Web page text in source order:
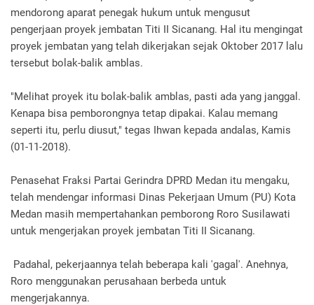
mendorong aparat penegak hukum untuk mengusut
pengerjaan proyek jembatan Titi II Sicanang. Hal itu mengingat
proyek jembatan yang telah dikerjakan sejak Oktober 2017 lalu
tersebut bolak-balik amblas.
"Melihat proyek itu bolak-balik amblas, pasti ada yang janggal.
Kenapa bisa pemborongnya tetap dipakai. Kalau memang
seperti itu, perlu diusut," tegas Ihwan kepada andalas, Kamis
(01-11-2018).
Penasehat Fraksi Partai Gerindra DPRD Medan itu mengaku,
telah mendengar informasi Dinas Pekerjaan Umum (PU) Kota
Medan masih mempertahankan pemborong Roro Susilawati
untuk mengerjakan proyek jembatan Titi II Sicanang.
Padahal, pekerjaannya telah beberapa kali 'gagal'. Anehnya,
Roro menggunakan perusahaan berbeda untuk
mengerjakannya.